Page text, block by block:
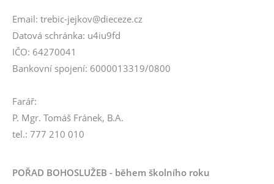
Email: trebic-jejkov@dieceze.cz
Datová schránka: u4iu9fd
IČO: 64270041
Bankovní spojení: 6000013319/0800
Farář:
P. Mgr. Tomáš Fránek, B.A.
tel.: 777 210 010
POŘAD BOHOSLUŽEB - během školního roku